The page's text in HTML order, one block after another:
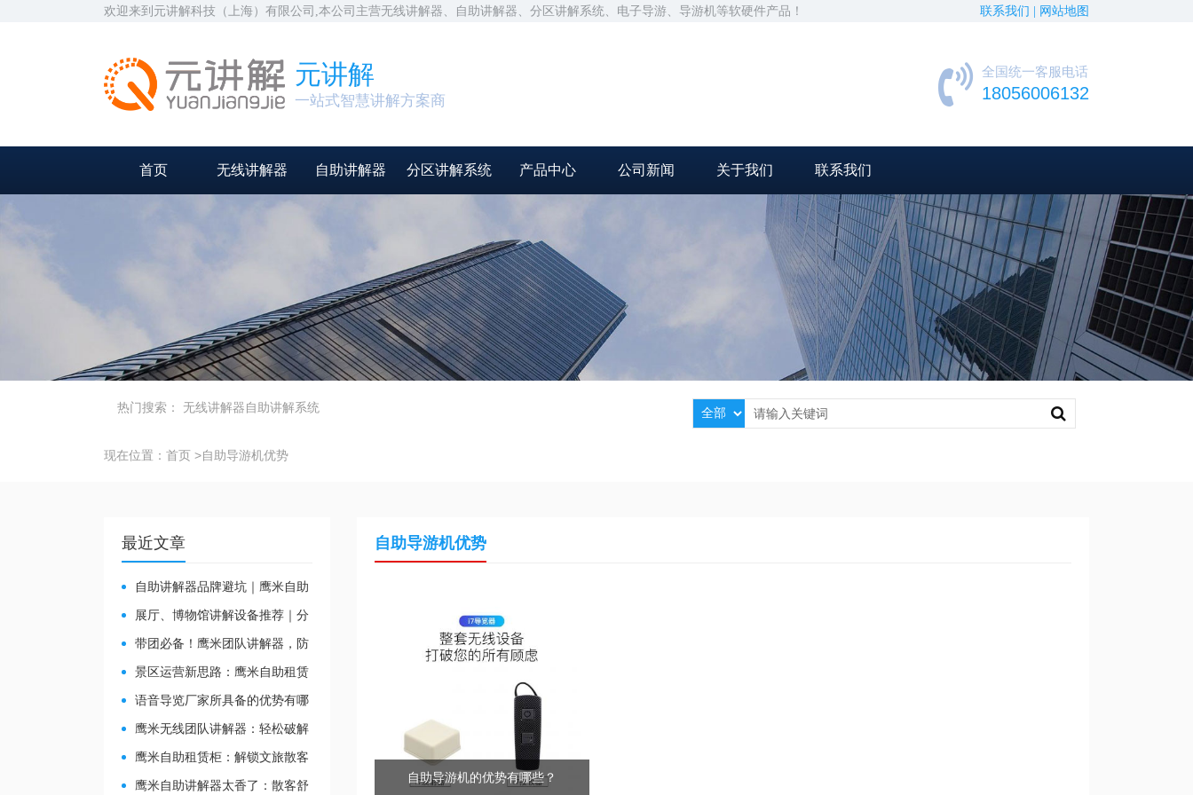
欢迎来到元讲解科技（上海）有限公司,本公司主营无线讲解器、自助讲解器、分区讲解系统、电子导游、导游机等软硬件产品！ 联系我们 | 网站地图
元讲解
一站式智慧讲解方案商
全国统一客服电话
18056006132
首页 无线讲解器 自助讲解器 分区讲解系统 产品中心 公司新闻 关于我们 联系我们
热门搜索： 无线讲解器自助讲解系统
现在位置： 首页 >自助导游机优势
最近文章
自助讲解器品牌避坑｜鹰米自助
讲解器，实测好用不踩雷
展厅、博物馆讲解设备推荐｜分
区讲解系统，解决多团队接待核心
痛点
带团必备！鹰米团队讲解器，防
串音 + 易管理双在线
景区运营新思路：鹰米自助租赁
柜，不只是省了点人工费
​语音导览厂家所具备的优势有哪
些？
鹰米无线团队讲解器：轻松破解
大团队沟通难题
鹰米自助租赁柜：解锁文旅散客
服务新方式，省心又高效
鹰米自助讲解器太香了：散客舒
自助导游机优势
自助导游机的优势有哪些？